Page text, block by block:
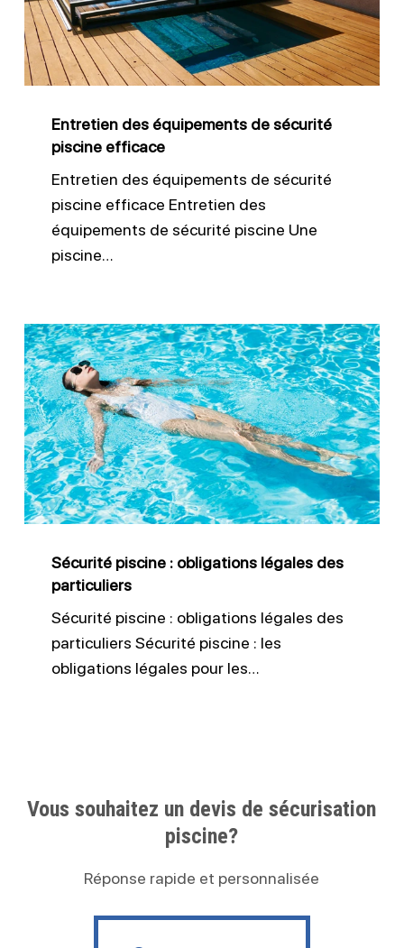
sécurité
piscine
efficace
Entretien des équipements de sécurité
piscine efficace
Entretien des équipements de sécurité
piscine efficace Entretien des
équipements de sécurité piscine Une
piscine…
Sécurité
piscine
:
obligations
légales
des
particuliers
Sécurité piscine : obligations légales des
particuliers
Sécurité piscine : obligations légales des
particuliers Sécurité piscine : les
obligations légales pour les…
Vous souhaitez un devis de sécurisation
piscine?
Réponse rapide et personnalisée
Contactez nous